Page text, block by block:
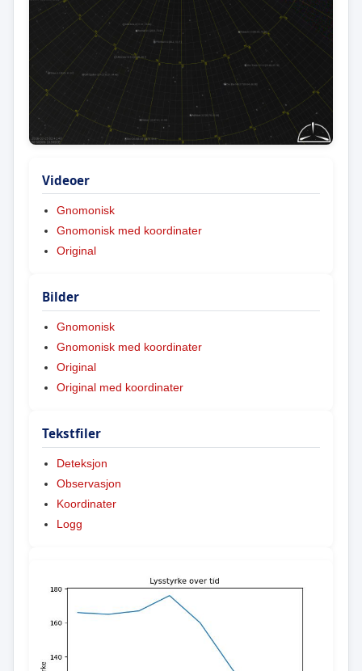
Videoer
Gnomonisk
Gnomonisk med koordinater
Original
Bilder
Gnomonisk
Gnomonisk med koordinater
Original
Original med koordinater
Tekstfiler
Deteksjon
Observasjon
Koordinater
Logg